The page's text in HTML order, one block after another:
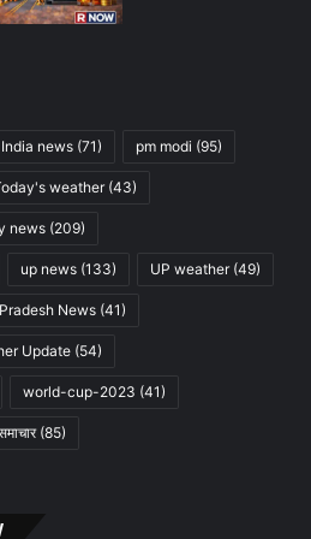
India news (71) pm modi (95)
weather(43)
news (209)
up news (133) UP weather(49)
News (41)
Update (54)
world-cup-2023 (41)
(85)